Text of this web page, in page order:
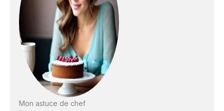
Mon astuce de chef